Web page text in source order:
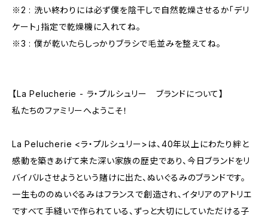
※2 : 洗い終わりには必ず僕を陰干しで自然乾燥させるか「デリ
ケート」指定で乾燥機に入れてね。
※3 : 僕が乾いたらしっかりブラシで毛並みを整えてね。
【La Pelucherie - ラ・プルシュリー ブランドについて】
私たちのファミリーへようこそ！
La Pelucherie <ラ・プルシュリー>は、40年以上にわたり絆と
感動を築きあげて来た深い家族の歴史であり、今日ブランドをリ
バイバルさせようという賭けに出た、ぬいぐるみのブランドです。
一生もののぬいぐるみはフランスで創造され、イタリアのアトリエ
ですべて手縫いで作られている、ずっと大切にしていただける子